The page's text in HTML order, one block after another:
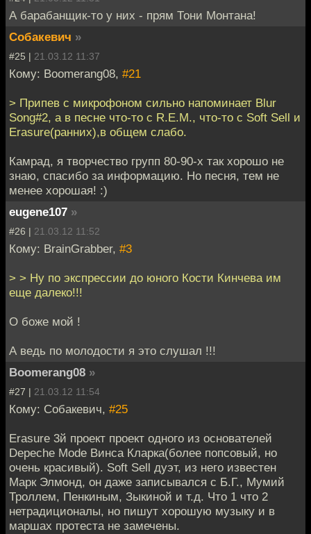
А барабанщик-то у них - прям Тони Монтана!
Собакевич »
#25 | 21.03.12 11:37
Кому: Boomerang08, #21
> Припев с микрофоном сильно напоминает Blur
Song#2, а в песне что-то с R.E.M., что-то с Soft Sell и
Erasure(ранних),в общем слабо.
Камрад, я творчество групп 80-90-х так хорошо не
знаю, спасибо за информацию. Но песня, тем не
менее хорошая! :)
eugene107 »
#26 | 21.03.12 11:52
Кому: BrainGrabber, #3
> > Ну по экспрессии до юного Кости Кинчева им
еще далеко!!!
О боже мой !
А ведь по молодости я это слушал !!!
Boomerang08 »
#27 | 21.03.12 11:54
Кому: Собакевич, #25
Erasure 3й проект проект одного из основателей
Depeche Mode Винса Кларка(более попсовый, но
очень красивый). Soft Sell дуэт, из него известен
Марк Элмонд, он даже записывался с Б.Г., Мумий
Троллем, Пенкиным, Зыкиной и т.д. Что 1 что 2
нетрадиционалы, но пишут хорошую музыку и в
маршах протеста не замечены.